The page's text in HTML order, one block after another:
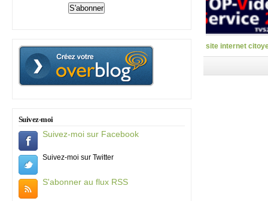
Suivez-moi
Suivez-moi sur Facebook
Suivez-moi sur Twitter
S'abonner au flux RSS
site internet